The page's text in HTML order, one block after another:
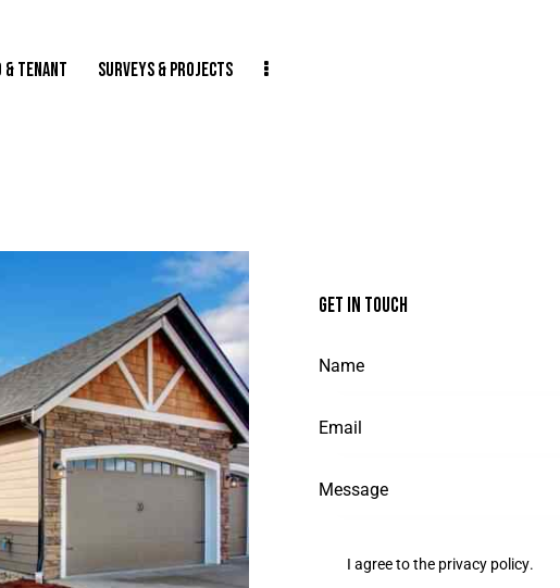
& TENANT SURVEYS & PROJECTS
GET IN TOUCH
I agree to the privacy policy.